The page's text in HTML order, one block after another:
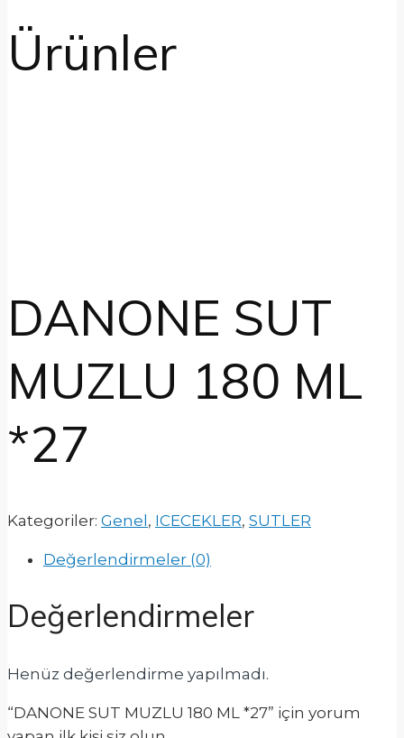
Ürünler
DANONE SUT
MUZLU 180 ML
*27
Kategoriler: Genel , ICECEKLER, SUTLER
Değerlendirmeler (0)
Değerlendirmeler
Henüz değerlendirme yapılmadı.
“DANONE SUT MUZLU 180 ML *27” için yorum